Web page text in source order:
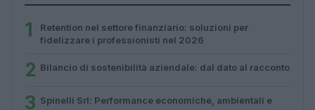
1
Retention nel settore finanziario: soluzioni per
fidelizzare i professionisti nel 2026
2 Bilancio di sostenibilità aziendale: dal dato al racconto
3 Spinelli Srl: Performance economiche, ambientali e